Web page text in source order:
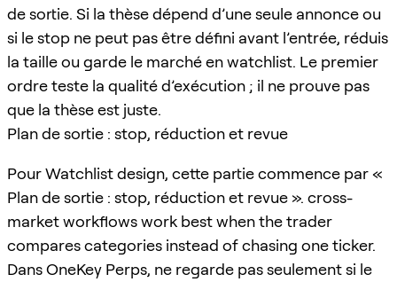
de sortie. Si la thèse dépend d’une seule annonce ou
si le stop ne peut pas être défini avant l’entrée, réduis
la taille ou garde le marché en watchlist. Le premier
ordre teste la qualité d’exécution ; il ne prouve pas
que la thèse est juste.
Plan de sortie : stop, réduction et revue
Pour Watchlist design, cette partie commence par «
Plan de sortie : stop, réduction et revue ». cross-
market workflows work best when the trader
compares categories instead of chasing one ticker.
Dans OneKey Perps, ne regarde pas seulement si le